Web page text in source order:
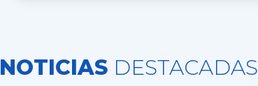
NOTICIAS DESTACADAS